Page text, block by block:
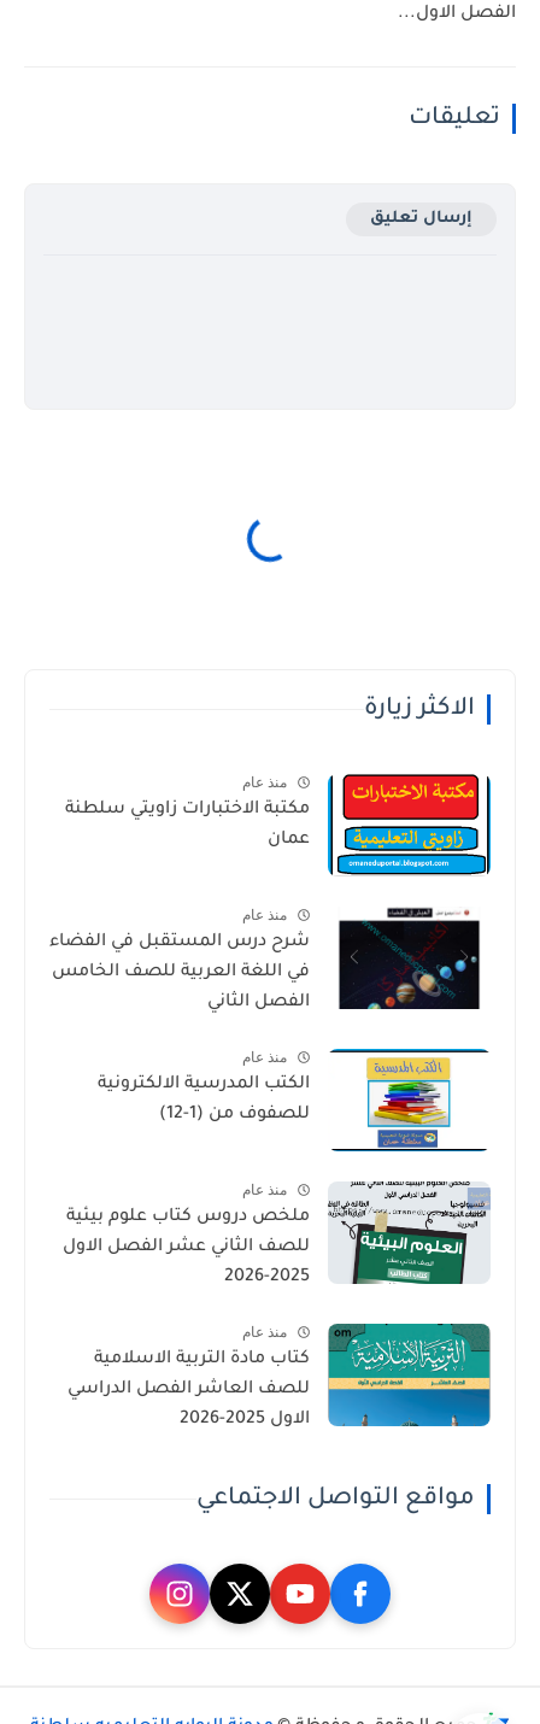
الفصل الاول...
تعليقات
إرسال تعليق
الاكثر زيارة
منذ عام
مكتبة الاختبارات زاويتي سلطنة
عمان
منذ عام
شرح درس المستقبل في الفضاء
في اللغة العربية للصف الخامس
الفصل الثاني
منذ عام
الكتب المدرسية الالكترونية
للصفوف من (1-12)
منذ عام
ملخص دروس كتاب علوم بيئية
للصف الثاني عشر الفصل الاول
2025-2026
منذ عام
كتاب مادة التربية الاسلامية
للصف العاشر الفصل الدراسي
الاول 2025-2026
مواقع التواصل الاجتماعي